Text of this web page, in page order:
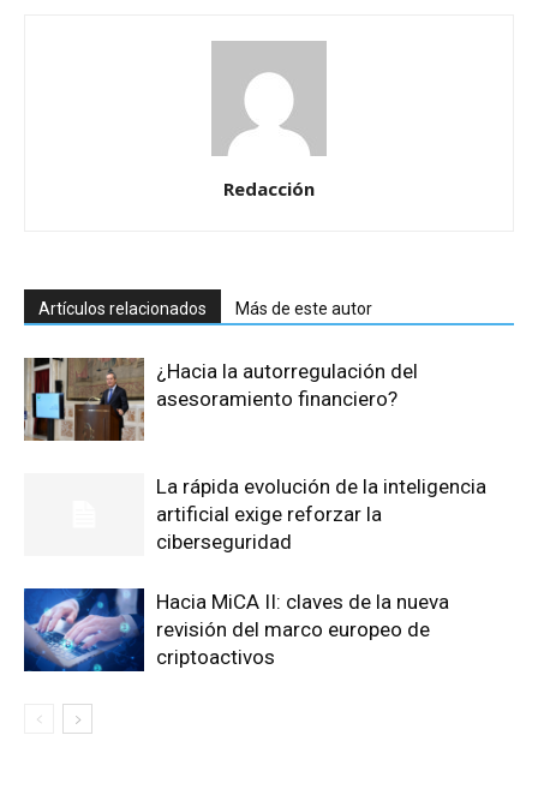
Redacción
Artículos relacionados Más de este autor
¿Hacia la autorregulación del
asesoramiento financiero?
La rápida evolución de la inteligencia
artificial exige reforzar la
ciberseguridad
Hacia MiCA II: claves de la nueva
revisión del marco europeo de
criptoactivos